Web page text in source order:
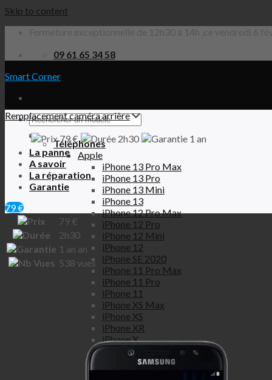
Skip to content
09 61 65 34 58
Smart Corner
Téléphones
Apple
iPhone 13 Pro Max
iPhone 13 Pro
iPhone 13 Mini
iPhone 13
iPhone 12 Pro Max
iPhone 12 Pro
iPhone 12 Mini
iPhone 12
iPhone SE 2020
iPhone 11 Pro Max
iPhone 11 Pro
iPhone 11
iPhone XS Max
iPhone XS
iPhone XR
iPhone X
iPhone 8 Plus
iPhone 8
iPhone 7 Plus
Remplacement caméra arrière
79 €
2h30
1 an
La panne
A savoir
La réparation
Garantie
79 €
79 €
2h30
1 an an
538 vues